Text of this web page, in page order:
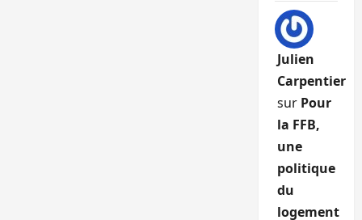
Julien
Carpentier
sur Pour
la FFB,
une
politique
du
logement